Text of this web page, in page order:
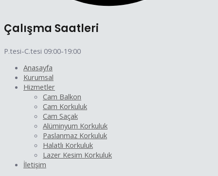
Çalışma Saatleri
P.tesi-C.tesi 09:00-19:00
Anasayfa
Kurumsal
Hizmetler
Cam Balkon
Cam Korkuluk
Cam Saçak
Alüminyum Korkuluk
Paslanmaz Korkuluk
Halatlı Korkuluk
Lazer Kesim Korkuluk
İletişim